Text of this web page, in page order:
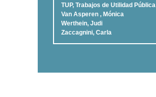
TUP, Trabajos de Utilidad Pública
Van Asperen , Mónica
Werthein, Judi
Zaccagnini, Carla